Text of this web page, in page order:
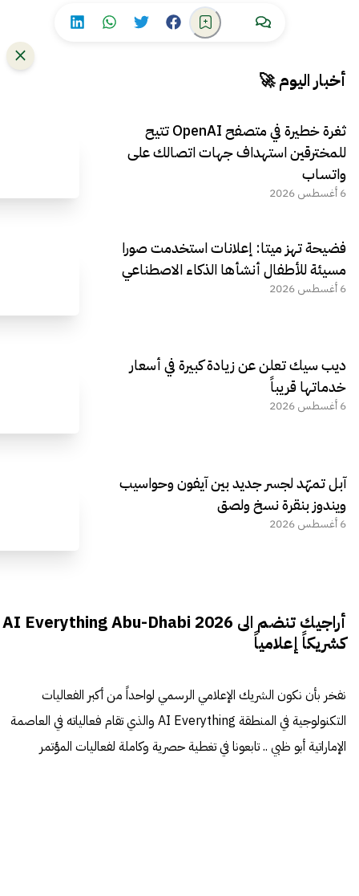
أخبار اليوم 🚀
ثغرة خطيرة في متصفح OpenAI تتيح
للمخترقين استهداف جهات اتصالك على
واتساب
6 أغسطس 2026
فضيحة تهز ميتا: إعلانات استخدمت صورا
مسيئة للأطفال أنشأها الذكاء الاصطناعي
6 أغسطس 2026
ديب سيك تعلن عن زيادة كبيرة في أسعار
خدماتها قريباً
6 أغسطس 2026
آبل تمهّد لجسر جديد بين آيفون وحواسيب
ويندوز بنقرة نسخ ولصق
6 أغسطس 2026
أراجيك تنضم الى AI Everything Abu-Dhabi 2026
كشريكاً إعلامياً
نفخر بأن نكون الشريك الإعلامي الرسمي لواحداً من أكبر الفعاليات
التكنولوجية في المنطقة AI Everything والذي تقام فعالياته في العاصمة
الإماراتية أبو ظبي .. تابعونا في تغطية حصرية وكاملة لفعاليات المؤتمر